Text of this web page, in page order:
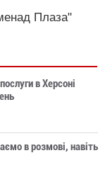
Плаза"
в Херсоні
в розмові, навіть